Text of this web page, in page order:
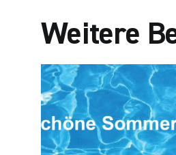
Weitere